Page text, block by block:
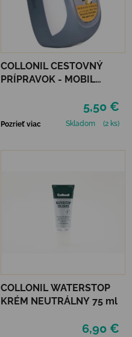
COLLONIL CESTOVNÝ
PRÍPRAVOK - MOBIL
5,50 €
Pozrieť viac Skladom (2 ks)
COLLONIL WATERSTOP
KRÉM NEUTRÁLNY 75 ml
6,90 €